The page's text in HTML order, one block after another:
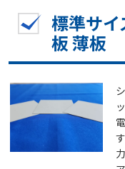
標準サ
板 薄板